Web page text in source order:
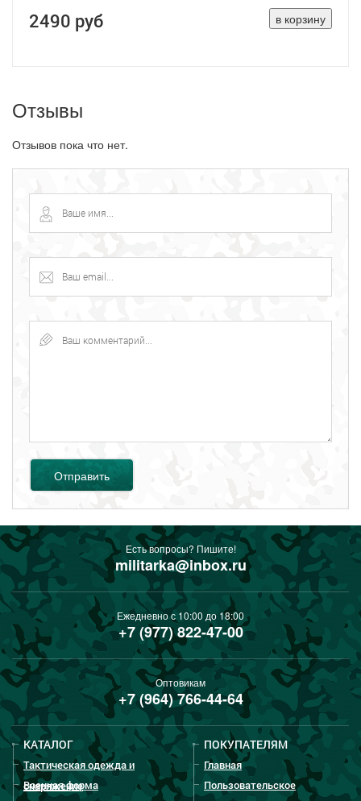
2490 руб
Отзывы
Отзывов пока что нет.
Отправить
Есть вопросы? Пишите!
militarka@inbox.ru
Ежедневно с 10:00 до 18:00
+7 (977) 822-47-00
Оптовикам
+7 (964) 766-44-64
КАТАЛОГ
Тактическая одежда и
снаряжение
Военная форма
ПОКУПАТЕЛЯМ
Главная
Пользовательское